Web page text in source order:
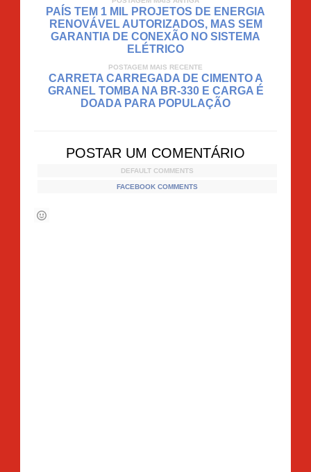
PAÍS TEM 1 MIL PROJETOS DE ENERGIA
RENOVÁVEL AUTORIZADOS, MAS SEM
GARANTIA DE CONEXÃO NO SISTEMA
ELÉTRICO
POSTAGEM MAIS RECENTE
CARRETA CARREGADA DE CIMENTO A
GRANEL TOMBA NA BR-330 E CARGA É
DOADA PARA POPULAÇÃO
POSTAR UM COMENTÁRIO
DEFAULT COMMENTS
FACEBOOK COMMENTS